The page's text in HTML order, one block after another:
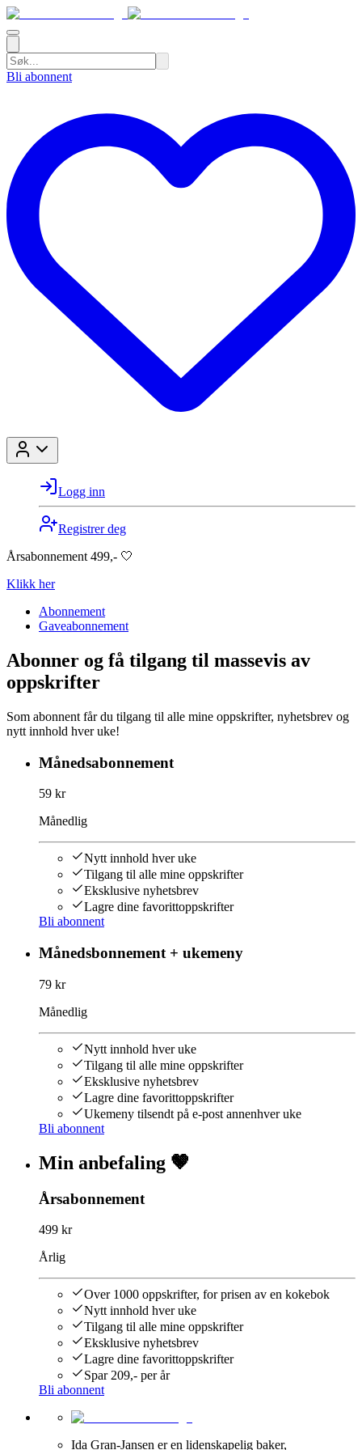
Bli abonnent
Logg inn
Registrer deg
Årsabonnement 499,- 🤍
Klikk her
Abonnement
Gaveabonnement
Abonner og få tilgang til massevis av
oppskrifter
Som abonnent får du tilgang til alle mine oppskrifter, nyhetsbrev og
nytt innhold hver uke!
Månedsabonnement
59 kr
Månedlig
Nytt innhold hver uke
Tilgang til alle mine oppskrifter
Eksklusive nyhetsbrev
Lagre dine favorittoppskrifter
Bli abonnent
Månedsbonnement + ukemeny
79 kr
Månedlig
Nytt innhold hver uke
Tilgang til alle mine oppskrifter
Eksklusive nyhetsbrev
Lagre dine favorittoppskrifter
Ukemeny tilsendt på e-post annenhver uke
Bli abonnent
Min anbefaling 🤎
Årsabonnement
499 kr
Årlig
Over 1000 oppskrifter, for prisen av en kokebok
Nytt innhold hver uke
Tilgang til alle mine oppskrifter
Eksklusive nyhetsbrev
Lagre dine favorittoppskrifter
Spar 209,- per år
Bli abonnent
Ida Gran-Jansen er en lidenskapelig baker,